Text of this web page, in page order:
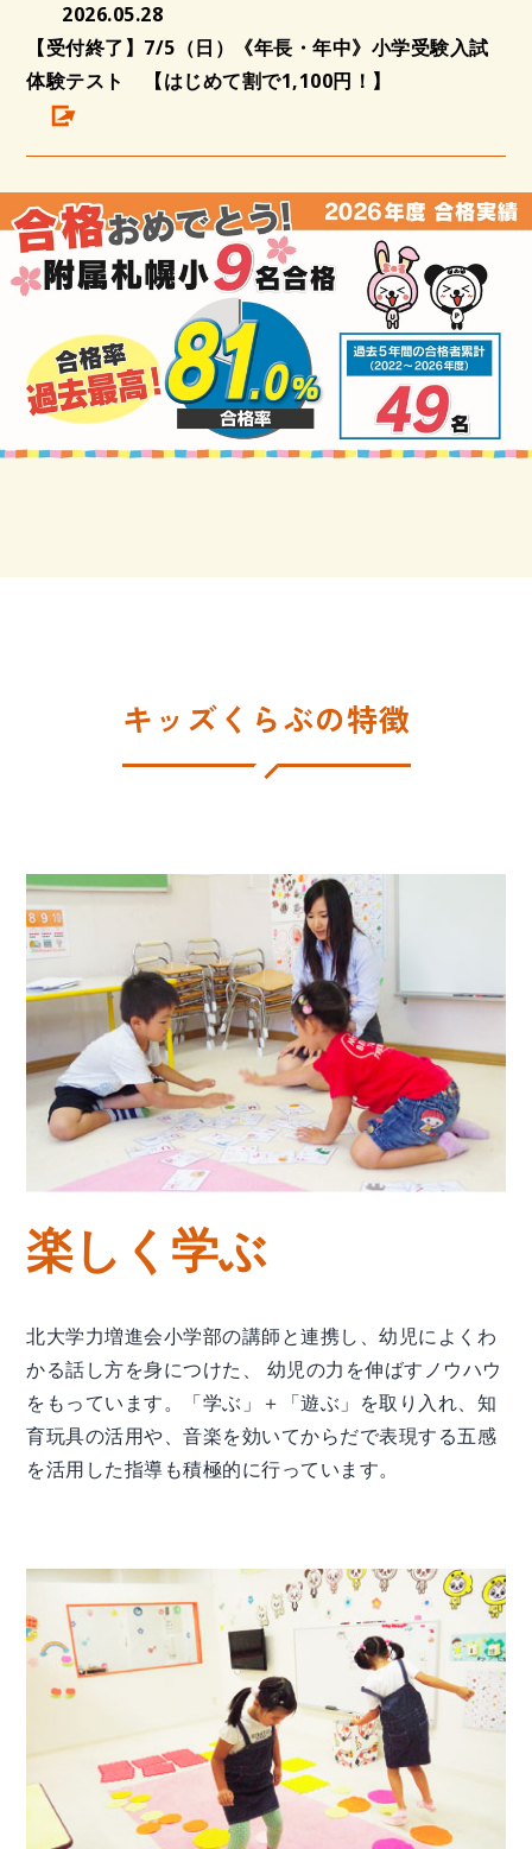
2026.05.28
【受付終了】7/5（日）《年長・年中》小学受験入試
体験テスト 【はじめて割で1,100円！】
キッズくらぶの特徴
楽しく学ぶ
北大学力増進会小学部の講師と連携し、幼児によくわ
かる話し方を身につけた、 幼児の力を伸ばすノウハウ
をもっています。「学ぶ」＋「遊ぶ」を取り入れ、知
育玩具の活用や、音楽を効いてからだで表現する五感
を活用した指導も積極的に行っています。